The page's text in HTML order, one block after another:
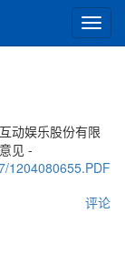
切
换
动娱乐股份有限
见 -
1204080655.PDF
评论